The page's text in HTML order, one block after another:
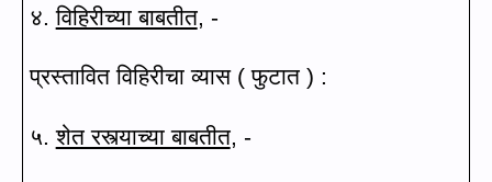
४.विहिरीच्या बाबतीत, -
प्रस्तावित विहिरीचा व्यास ( फुटात ) :
५.शेत रस्त्याच्या बाबतीत, -